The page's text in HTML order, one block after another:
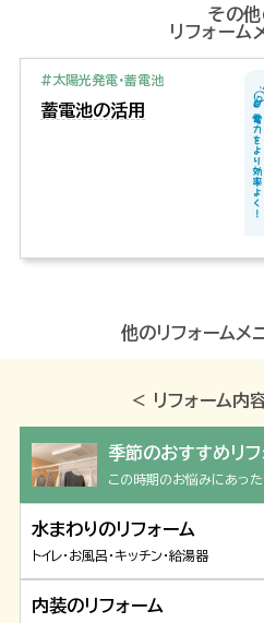
その
リフォーム
#太陽光発電・蓄電池
蓄電池の活用
他のリフォームメ
＜ リフォーム内
季節のおすすめリフ
この時期のお悩みにあった
水まわりのリフォーム
トイレ・お風呂・キッチン・給湯器
内装のリフォーム